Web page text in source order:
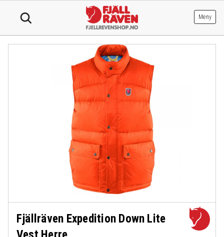
Meny
Fjällräven Expedition Down Lite